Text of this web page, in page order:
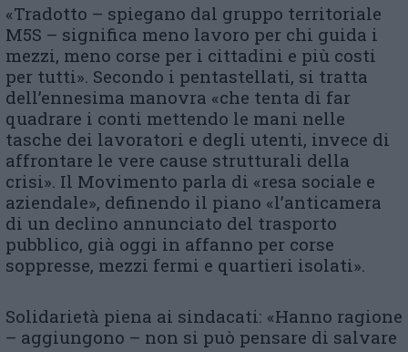
«Tradotto – spiegano dal gruppo territoriale
M5S – significa meno lavoro per chi guida i
mezzi, meno corse per i cittadini e più costi
per tutti». Secondo i pentastellati, si tratta
dell’ennesima manovra «che tenta di far
quadrare i conti mettendo le mani nelle
tasche dei lavoratori e degli utenti, invece di
affrontare le vere cause strutturali della
crisi». Il Movimento parla di «resa sociale e
aziendale», definendo il piano «l’anticamera
di un declino annunciato del trasporto
pubblico, già oggi in affanno per corse
soppresse, mezzi fermi e quartieri isolati».
Solidarietà piena ai sindacati: «Hanno ragione
– aggiungono – non si può pensare di salvare